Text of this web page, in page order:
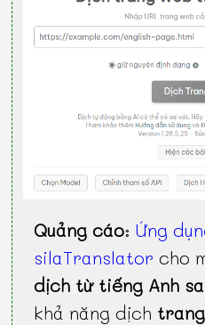
Quảng cáo:Ứng
silaTranslator cho
dịch từ tiếng Anh
khả năng dịch